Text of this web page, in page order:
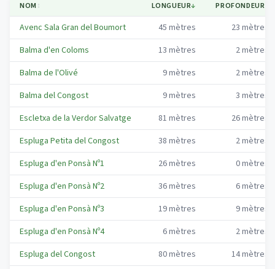
NOM ↕ LONGUEUR↓ PROFONDEUR
Avenc Sala Gran del Boumort 45 mètres 23 mètres
Balma d'en Coloms
13 mètres 2mètres
Balma de l'Olivé
9mètres 2mètres
Balma del Congost
9mètres 3 mètres
Escletxa de la Verdor Salvatge
81 mètres 26mètres
Espluga Petita del Congost
38 mètres 2mètres
Espluga d'en Ponsà Nº1
26mètres 0mètres
Espluga d'en Ponsà Nº2
36mètres 6mètres
Espluga d'en Ponsà Nº3
19mètres 9mètres
Espluga d'en Ponsà Nº4
6mètres 2mètres
Espluga del Congost
80mètres 14mètres